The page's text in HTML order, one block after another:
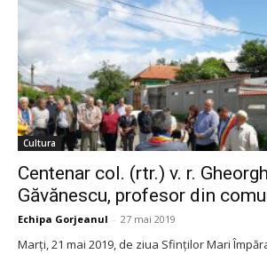
Cultura
Centenar col. (rtr.) v. r.
Găvănescu, profesor din
Echipa Gorjeanul - 27 mai 2019
Marți, 21 mai 2019, de ziua Sfinților Mari